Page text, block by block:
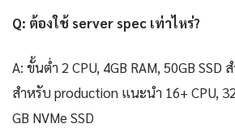
Q: ต้องใช้ server spec เท่าไหร่?
A: ขั้นต่ำ 2 CPU, 4GB RAM, 50GB SSD
สำหรับ production แนะนำ 16+ CPU,
GB NVMe SSD